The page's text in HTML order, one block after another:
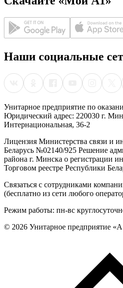
Наши социальные
Унитарное предприятие по
Юридический адрес: 220030 г.
Интернациональная, 36-2
Лицензия Министерства связи и
Беларусь №02140/925 Решение
района г. Минска о регистрации
Торговом реестре Республики
Связаться с сотрудниками
(бесплатно из сети любого
Режим работы: пн-вс
© 2026 Унитарное предприятие